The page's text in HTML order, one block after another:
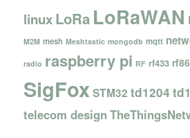
linuxLoRa LoRaWAN
M2M mesh Meshtastic mongodb mqtt
radio raspberry pi RF rf433
SigFoxSTM32 td1204
telecom design